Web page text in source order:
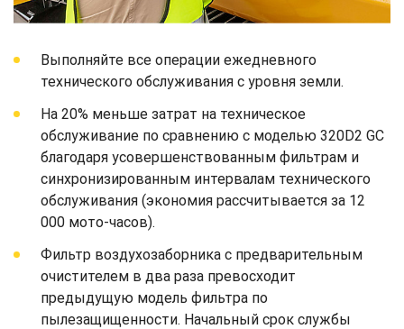
Выполняйте все операции ежедневного
технического обслуживания с уровня земли.
На 20% меньше затрат на техническое
обслуживание по сравнению с моделью 320D2 GC
благодаря усовершенствованным фильтрам и
синхронизированным интервалам технического
обслуживания (экономия рассчитывается за 12
000 мото-часов).
Фильтр воздухозаборника с предварительным
очистителем в два раза превосходит
предыдущую модель фильтра по
пылезащищенности. Начальный срок службы